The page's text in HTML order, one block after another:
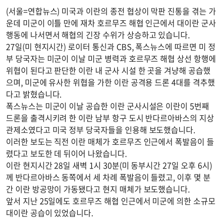
(서울=연합뉴스) 미국과 이란의 종전 협상이 막판 진통을 겪는 가
운데 미군이 이틀 만에 재차 호르무즈 해협 인근에서 대이란 군사
행동에 나서면서 해협의 긴장 수위가 상승하고 있습니다.
27일(미 현지시간) 로이터 통신과 CBS, 폭스뉴스에 따르면 미 정
부 당국자는 미군이 이날 미군 병력과 호르무즈 해협 상선 항행에
위협이 된다고 판단한 이란 내 군사 시설 한 곳을 겨냥해 공습했
으며, 미군에 유사한 위협을 가한 이란 공격용 드론 4대를 격추했
다고 밝혔습니다.
폭스뉴스는 미군이 이날 공습한 이란 군사시설은 이란이 5번째
드론을 출격시키려 한 이란 남부 항구 도시 반다르아바스의 지상
관제소였다고 미국 정부 당국자들을 인용해 보도했습니다.
이러한 보도는 직전 이란 매체가 호르무즈 인근에서 폭발음이 들
렸다고 보도한 데 뒤이어 나왔습니다.
이란 현지시간 28일 새벽 1시 30분(미 동부시간 27일 오후 6시)
께 반다르아바스 동쪽에서 세 차례 폭발음이 들렸고, 이후 몇 분
간 이란 방공망이 가동됐다고 현지 매체가 보도했습니다.
앞서 지난 25일에도 호르무즈 해협 인근에서 미군에 의한 소규모
대이란 공습이 있었습니다.